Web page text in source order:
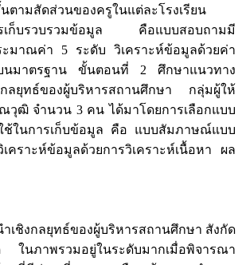
ตามสัดส่วนของครูในแต่ละโรงเรียน
รเก็บรวบรวมข้อมูล คือแบบสอบถามมี
ะมาณค่า 5 ระดับ วิเคราะห์ข้อมูลด้วยค่า
เบนมาตรฐาน ขั้นตอนที่ 2 ศึกษาแนวทาง
กลยุทธ์ของผู้บริหารสถานศึกษา กลุ่มผู้ให้
วุฒิ จำนวน 3 คน ได้มาโดยการเลือกแบบ
ใช้ในการเก็บข้อมูล คือ แบบสัมภาษณ์แบบ
คราะห์ข้อมูลด้วยการวิเคราะห์เนื้อหา ผล
ลยุทธ์ของผู้บริหารสถานศึกษา สังกัด
ในภาพรวมอยู่ในระดับมากเมื่อพิจารณา